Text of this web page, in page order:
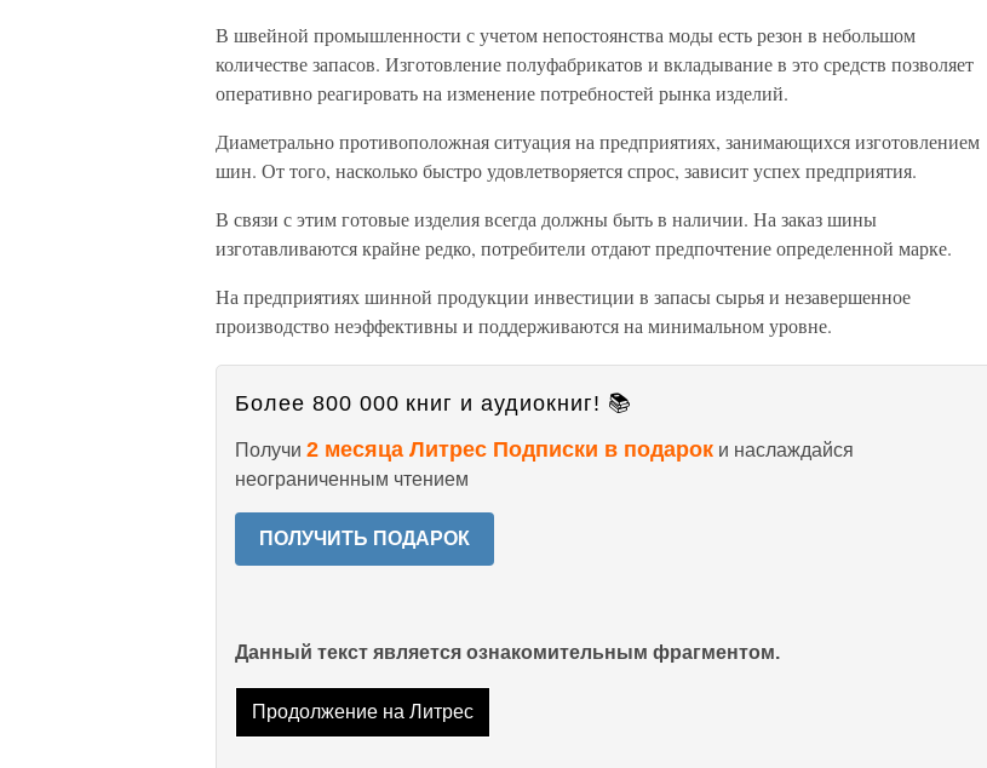
В швейной промышленности с учетом непостоянства моды есть резон в небольшом
количестве запасов. Изготовление полуфабрикатов и вкладывание в это средств позволяет
оперативно реагировать на изменение потребностей рынка изделий.
Диаметрально противоположная ситуация на предприятиях, занимающихся изготовлением
шин. От того, насколько быстро удовлетворяется спрос, зависит успех предприятия.
В связи с этим готовые изделия всегда должны быть в наличии. На заказ шины
изготавливаются крайне редко, потребители отдают предпочтение определенной марке.
На предприятиях шинной продукции инвестиции в запасы сырья и незавершенное
производство неэффективны и поддерживаются на минимальном уровне.
Более 800 000 книг и аудиокниг! 📚
Получи 2 месяца Литрес Подписки в подарок и наслаждайся
неограниченным чтением
ПОЛУЧИТЬ ПОДАРОК
Данный текст является ознакомительным фрагментом.
Продолжение на Литрес